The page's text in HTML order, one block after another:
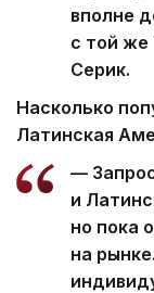
вполне
с той
Серик.
Насколько
Латинская
—
и
но пока
на